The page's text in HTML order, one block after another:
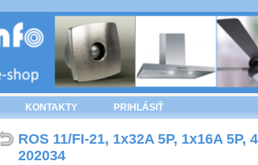
KONTAKTY PRIHLÁSIŤ
ROS 11/FI-21, 1x32A 5P, 1x16A
202034